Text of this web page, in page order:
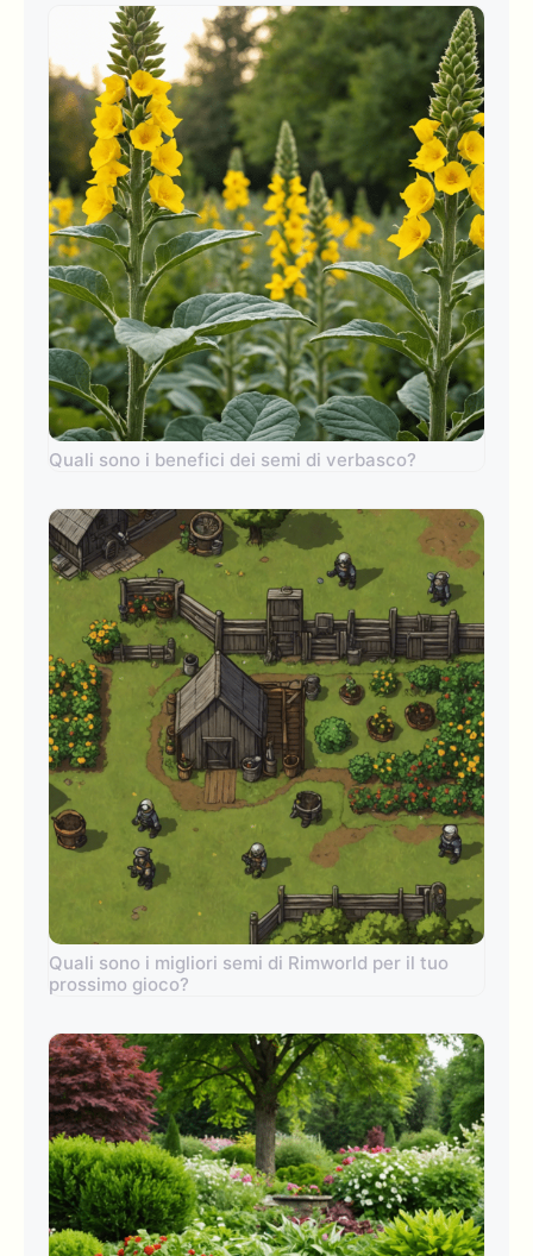
Quali sono i benefici dei semi di verbasco?
Quali sono i migliori semi di Rimworld per il tuo
prossimo gioco?